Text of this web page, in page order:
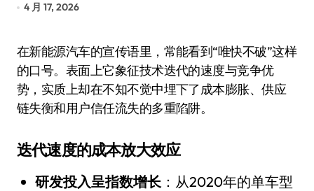
4 月 17, 2026
在新能源汽车的宣传语里，常能看到“唯快不破”这样
的口号。表面上它象征技术迭代的速度与竞争优
势，实质上却在不知不觉中埋下了成本膨胀、供应
链失衡和用户信任流失的多重陷阱。
迭代速度的成本放大效应
研发投入呈指数增长：从2020年的单车型